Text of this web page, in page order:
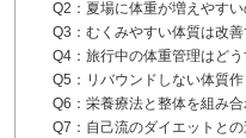
Q2：夏場に体重が増えやす
Q3：むくみやすい体質は改善
Q4：旅行中の体重管理はど
Q5：リバウンドしない体質
Q6：栄養療法と整体を組み
Q7：自己流のダイエットと